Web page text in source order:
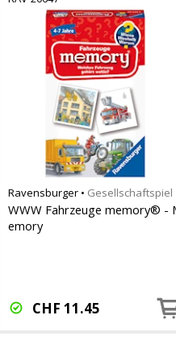
Ravensburger• Gesellschaftspiel
WWW Fahrzeuge memory® -
emory
CHF 11.45